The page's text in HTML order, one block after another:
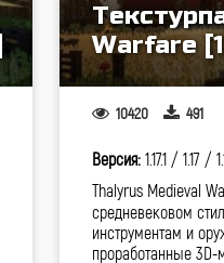
Warfare
10420 491
Версия:1.17.1 /1.17 /
Thalyrus Medieval
средневековом
инструментам и
проработанные